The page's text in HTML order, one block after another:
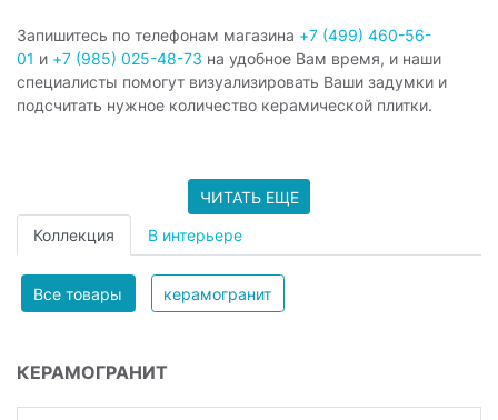
Запишитесь по телефонам магазина +7 (499) 460-56-
01 и +7 (985) 025-48-73 на удобное Вам время, и наши
специалисты помогут визуализировать Ваши задумки и
подсчитать нужное количество керамической плитки.
ЧИТАТЬ ЕЩЕ
Коллекция В интерьере
Все товары керамогранит
КЕРАМОГРАНИТ